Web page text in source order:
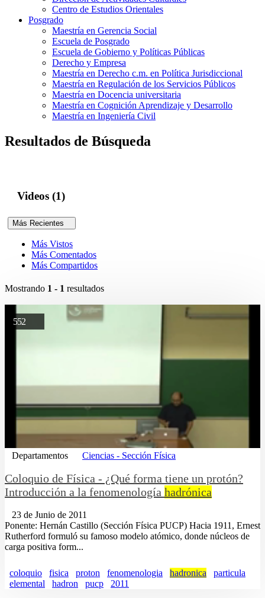
Centro de Estudios Orientales
Posgrado
Maestría en Gerencia Social
Escuela de Posgrado
Escuela de Gobierno y Políticas Públicas
Derecho y Empresa
Maestría en Derecho c.m. en Política Jurisdiccional
Maestría en Regulación de los Servicios Públicos
Maestría en Docencia universitaria
Maestría en Cognición Aprendizaje y Desarrollo
Maestría en Ingeniería Civil
Resultados de Búsqueda
Videos (1)
Más Recientes
Más Vistos
Más Comentados
Más Compartidos
Mostrando 1 - 1 resultados
552
Departamentos Ciencias - Sección Física
Coloquio de Física - ¿Qué forma tiene un protón?
Introducción a la fenomenología hadrónica
23 de Junio de 2011
Ponente: Hernán Castillo (Sección Física PUCP) Hacia 1911, Ernest
Rutherford formuló su famoso modelo atómico, donde núcleos de
carga positiva form...
coloquio fisica proton fenomenologia hadronica
particula
elemental
hadron pucp 2011